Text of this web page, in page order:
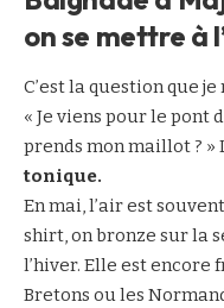
on se mettre à
C’est la question que
« Je viens pour le pont
prends mon maillot ? »
tonique.
En mai, l’air est
shirt, on bronze sur la
l’hiver. Elle est encore
Bretons ou les